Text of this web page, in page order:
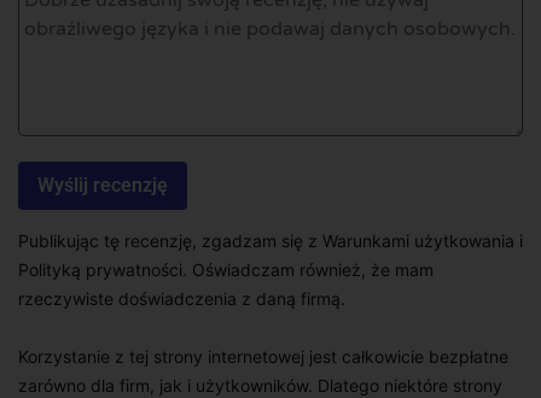
Publikując tę recenzję, zgadzam się z Warunkami użytkowania i
Polityką prywatności. Oświadczam również, że mam
rzeczywiste doświadczenia z daną firmą.
Korzystanie z tej strony internetowej jest całkowicie bezpłatne
zarówno dla firm, jak i użytkowników. Dlatego niektóre strony